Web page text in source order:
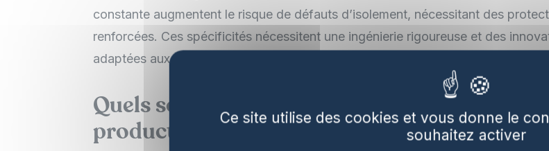
constante augmentent le risque de défauts d’isolement, nécessitant des
renforcées. Ces spécificités nécessitent une ingénierie rigoureuse et des
adaptées aux conditions aquatiques.
Quels sont les effets du flottant sur la
production et le système en lui-même ?
Ce site utilise des cookies et vous donne le
souhaitez activer